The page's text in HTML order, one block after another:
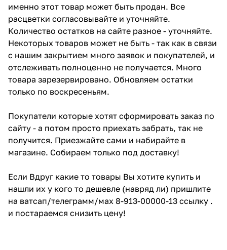
именно этот товар может быть продан. Все
расцветки согласовывайте и уточняйте.
Количество остатков на сайте разное - уточняйте.
Некоторых товаров может не быть - так как в связи
с нашим закрытием много заявок и покупателей, и
отслеживать полноценно не получается. Много
товара зарезервировано. Обновляем остатки
только по воскресеньям.
Покупатели которые хотят сформировать заказ по
сайту - а потом просто приехать забрать, так не
получится. Приезжайте сами и набирайте в
магазине. Собираем только под доставку!
Если Вдруг какие то товары Вы хотите купить и
нашли их у кого то дешевле (навряд ли) пришлите
на ватсап/телеграмм/мах 8-913-00000-13 ссылку .
и постараемся снизить цену!